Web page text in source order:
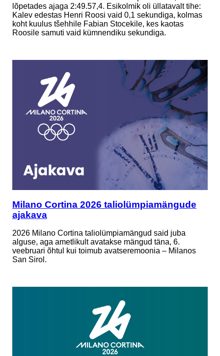
lõpetades ajaga 2:49.57,4. Esikolmik oli üllatavalt tihe:
Kalev edestas Henri Roosi vaid 0,1 sekundiga, kolmas
koht kuulus tšehhile Fabian Stocekile, kes kaotas
Roosile samuti vaid kümnendiku sekundiga.
Milano Cortina 2026 taliolümpiamängude
ajakava
2026 Milano Cortina taliolümpiamängud said juba
alguse, aga ametlikult avatakse mängud täna, 6.
veebruari õhtul kui toimub avatseremoonia – Milanos
San Sirol.